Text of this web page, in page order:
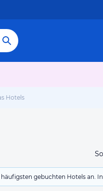
Hotels
häufigsten gebuchten Hotels